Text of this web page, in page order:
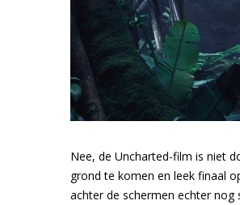
Nee, de Uncharted-film is niet
grond te komen en leek finaal
achter de schermen echter